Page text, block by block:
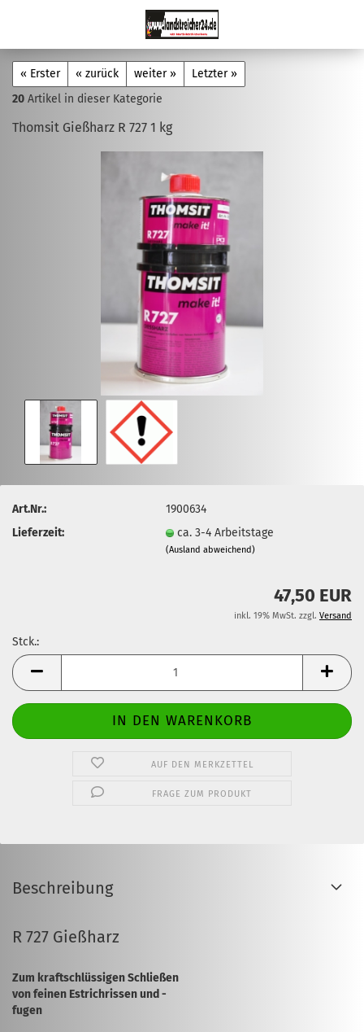
« Erster « zurück weiter »
Letzter »
20 Artikel in dieser Kategorie
Thomsit Gießharz R 727 1 kg
Art.Nr.:
1900634
Lieferzeit:
ca. 3-4 Arbeitstage
(Ausland abweichend)
47,50 EUR
inkl. 19% MwSt. zzgl. Versand
Stck.:
Stck.
AUF DEN MERKZETTEL
FRAGE ZUM PRODUKT
Beschreibung
R 727 Gießharz
Zum kraftschlüssigen Schließen
von feinen Estrichrissen und -
fugen